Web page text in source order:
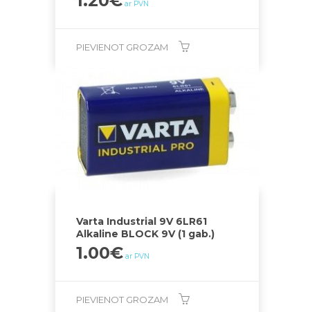
ar PVN
PIEVIENOT GROZAM
Varta Industrial 9V 6LR61
Alkaline BLOCK 9V (1 gab.)
1.00€ ar PVN
PIEVIENOT GROZAM